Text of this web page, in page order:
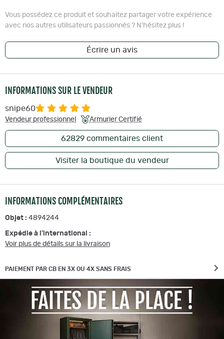
Vous possédez ce produit et souhaitez partager votre expérience
avec nos autres utilisateurs passionnés ? N'hésitez plus !
Écrire un avis
INFORMATIONS SUR LE VENDEUR
snipe60
Vendeur professionnel Armurier Certifié
62829 commentaires client
Visiter la boutique du vendeur
INFORMATIONS COMPLÉMENTAIRES
Objet : 4894244
Expédie à l'international :
Voir plus de détails sur la livraison
PAIEMENT PAR CB EN 3X OU 4X SANS FRAIS